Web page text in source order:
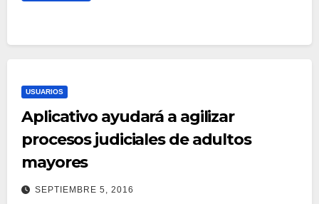
USUARIOS
Aplicativo ayudará a agilizar
procesos judiciales de adultos
mayores
SEPTIEMBRE 5, 2016